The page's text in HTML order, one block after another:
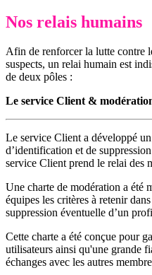
Nos relais humains
Afin de renforcer la lutte contre
suspects, un relai humain est
de deux pôles :
Le service Client &
Le service Client a développé
d’identification et de
service Client prend le relai des
Une charte de modération a été
équipes les critères à retenir
suppression éventuelle d’un
Cette charte a été conçue pour
utilisateurs ainsi qu'une grande
échanges avec les autres